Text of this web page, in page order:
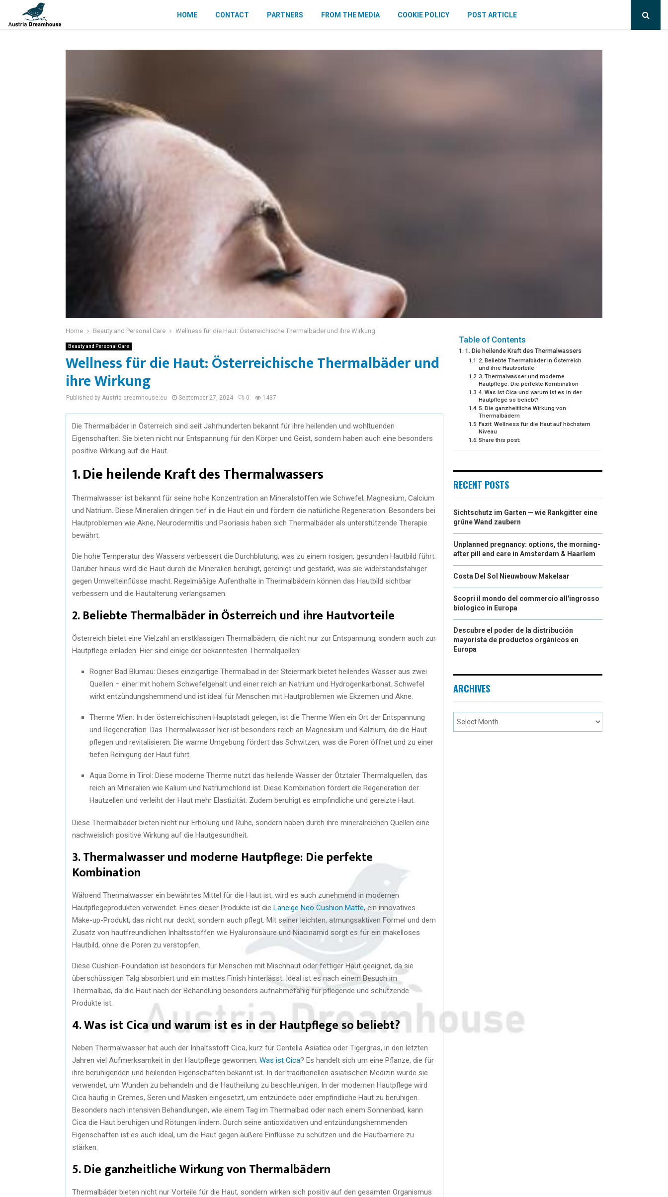
HOME CONTACT PARTNERS FROM THE MEDIA COOKIE POLICY POST ARTICLE
Home Beauty and Personal Care Wellness für die Haut: Österreichische Thermalbäder und ihre Wirkung
Beauty and Personal Care
Wellness für die Haut: Österreichische Thermalbäder und
ihre Wirkung
Published by Austria-dreamhouse.eu September 27, 2024 0 1437
Die Thermalbäder in Österreich sind seit Jahrhunderten bekannt für ihre heilenden und wohltuenden
Eigenschaften. Sie bieten nicht nur Entspannung für den Körper und Geist, sondern haben auch eine besonders
positive Wirkung auf die Haut.
1. Die heilende Kraft des Thermalwassers
Thermalwasser ist bekannt für seine hohe Konzentration an Mineralstoffen wie Schwefel, Magnesium, Calcium
und Natrium. Diese Mineralien dringen tief in die Haut ein und fördern die natürliche Regeneration. Besonders bei
Hautproblemen wie Akne, Neurodermitis und Psoriasis haben sich Thermalbäder als unterstützende Therapie
bewährt.
Die hohe Temperatur des Wassers verbessert die Durchblutung, was zu einem rosigen, gesunden Hautbild führt.
Darüber hinaus wird die Haut durch die Mineralien beruhigt, gereinigt und gestärkt, was sie widerstandsfähiger
gegen Umwelteinflüsse macht. Regelmäßige Aufenthalte in Thermalbädern können das Hautbild sichtbar
verbessern und die Hautalterung verlangsamen.
2. Beliebte Thermalbäder in Österreich und ihre Hautvorteile
Österreich bietet eine Vielzahl an erstklassigen Thermalbädern, die nicht nur zur Entspannung, sondern auch zur
Hautpflege einladen. Hier sind einige der bekanntesten Thermalquellen:
Rogner Bad Blumau: Dieses einzigartige Thermalbad in der Steiermark bietet heilendes Wasser aus zwei
Quellen – einer mit hohem Schwefelgehalt und einer reich an Natrium und Hydrogenkarbonat. Schwefel
wirkt entzündungshemmend und ist ideal für Menschen mit Hautproblemen wie Ekzemen und Akne.
Therme Wien: In der österreichischen Hauptstadt gelegen, ist die Therme Wien ein Ort der Entspannung
und Regeneration. Das Thermalwasser hier ist besonders reich an Magnesium und Kalzium, die die Haut
pflegen und revitalisieren. Die warme Umgebung fördert das Schwitzen, was die Poren öffnet und zu einer
tiefen Reinigung der Haut führt.
Aqua Dome in Tirol: Diese moderne Therme nutzt das heilende Wasser der Ötztaler Thermalquellen, das
reich an Mineralien wie Kalium und Natriumchlorid ist. Diese Kombination fördert die Regeneration der
Hautzellen und verleiht der Haut mehr Elastizität. Zudem beruhigt es empfindliche und gereizte Haut.
Diese Thermalbäder bieten nicht nur Erholung und Ruhe, sondern haben durch ihre mineralreichen Quellen eine
nachweislich positive Wirkung auf die Hautgesundheit.
3. Thermalwasser und moderne Hautpflege: Die perfekte
Kombination
Während Thermalwasser ein bewährtes Mittel für die Haut ist, wird es auch zunehmend in modernen
Hautpflegeprodukten verwendet. Eines dieser Produkte ist die Laneige Neo Cushion Matte, ein innovatives
Make-up-Produkt, das nicht nur deckt, sondern auch pflegt. Mit seiner leichten, atmungsaktiven Formel und dem
Zusatz von hautfreundlichen Inhaltsstoffen wie Hyaluronsäure und Niacinamid sorgt es für ein makelloses
Hautbild, ohne die Poren zu verstopfen.
Diese Cushion-Foundation ist besonders für Menschen mit Mischhaut oder fettiger Haut geeignet, da sie
überschüssigen Talg absorbiert und ein mattes Finish hinterlässt. Ideal ist es nach einem Besuch im
Thermalbad, da die Haut nach der Behandlung besonders aufnahmefähig für pflegende und schützende
Produkte ist.
4. Was ist Cica und warum ist es in der Hautpflege so beliebt?
Neben Thermalwasser hat auch der Inhaltsstoff Cica, kurz für Centella Asiatica oder Tigergras, in den letzten
Jahren viel Aufmerksamkeit in der Hautpflege gewonnen. Was ist Cica? Es handelt sich um eine Pflanze, die für
ihre beruhigenden und heilenden Eigenschaften bekannt ist. In der traditionellen asiatischen Medizin wurde sie
verwendet, um Wunden zu behandeln und die Hautheilung zu beschleunigen. In der modernen Hautpflege wird
Cica häufig in Cremes, Seren und Masken eingesetzt, um entzündete oder empfindliche Haut zu beruhigen.
Besonders nach intensiven Behandlungen, wie einem Tag im Thermalbad oder nach einem Sonnenbad, kann
Cica die Haut beruhigen und Rötungen lindern. Durch seine antioxidativen und entzündungshemmenden
Eigenschaften ist es auch ideal, um die Haut gegen äußere Einflüsse zu schützen und die Hautbarriere zu
stärken.
5. Die ganzheitliche Wirkung von Thermalbädern
Thermalbäder bieten nicht nur Vorteile für die Haut, sondern wirken sich positiv auf den gesamten Organismus
Table of Contents
1. Die heilende Kraft des Thermalwassers
2. Beliebte Thermalbäder in Österreich
und ihre Hautvorteile
3. Thermalwasser und moderne
Hautpflege: Die perfekte Kombination
4. Was ist Cica und warum ist es in der
Hautpflege so beliebt?
5. Die ganzheitliche Wirkung von
Thermalbädern
Fazit: Wellness für die Haut auf höchstem
Niveau
Share this post:
RECENT POSTS
Sichtschutz im Garten — wie Rankgitter eine
grüne Wand zaubern
Unplanned pregnancy: options, the morning-
after pill and care in Amsterdam & Haarlem
Costa Del Sol Nieuwbouw Makelaar
Scopri il mondo del commercio all'ingrosso
biologico in Europa
Descubre el poder de la distribución
mayorista de productos orgánicos en
Europa
ARCHIVES